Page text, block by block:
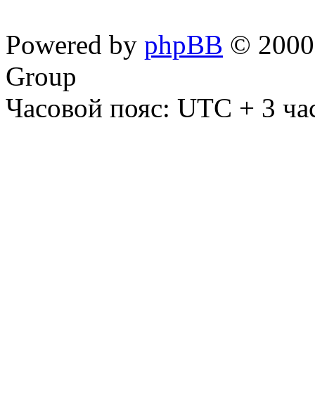
Powered by phpBB ©
Group
Часовой пояс: UTC + 3